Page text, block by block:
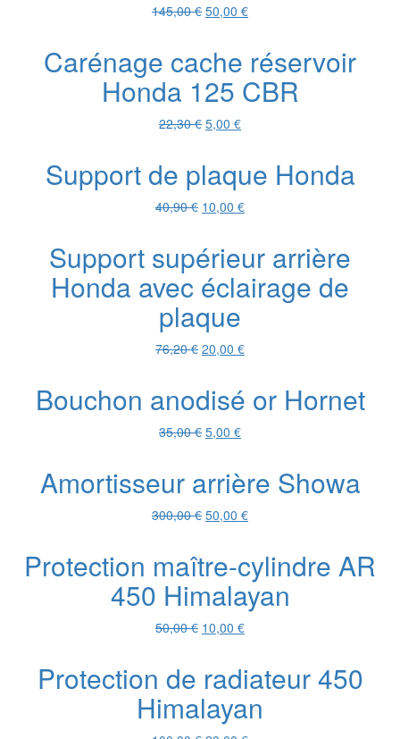
145,00€ Le
était :
145,00 €.
50,00 €Le
est :
50,00 €.
Carénage cache réservoir
Honda 125 CBR
22,30€ Le
était :
22,30 €.
5,00 €Le
est :
Support de plaque Honda
40,90€ Le
était :
40,90 €.
10,00 €Le
est :
10,00 €.
Support supérieur arrière
Honda avec éclairage de
plaque
76,20€ Le
était :
20,00 €Le
est :
Bouchon anodisé or Hornet
35,00€ Le
était :
5,00 €Le
est :
Amortisseur arrière Showa
300,00€ Le
était :
300,00 €.
50,00 €Le
est :
50,00 €.
Protection maître-cylindre AR
450 Himalayan
50,00€ Le
était :
50,00 €.
10,00 €Le
est :
Protection de radiateur 450
Himalayan